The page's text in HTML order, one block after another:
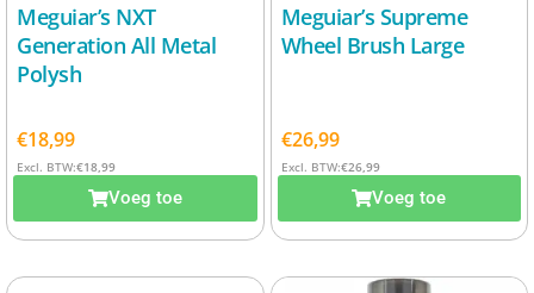
Meguiar’s NXT
Generation All Metal
Polysh
€18,99
Excl. BTW:€18,99
Voeg toe
Meguiar’s Supreme
Wheel Brush Large
€26,99
Excl. BTW:€26,99
Voeg toe